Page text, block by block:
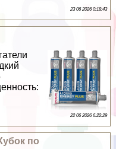
23 06 2026 0:18:43
22 06 2026 6:22:29
по